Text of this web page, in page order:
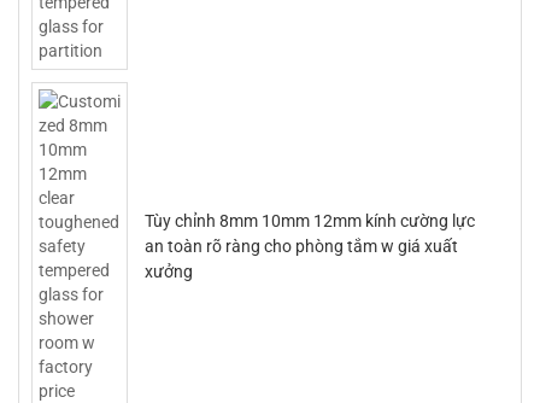
Tùy chỉnh 8mm 10mm 12mm kính cường lực
an toàn rõ ràng cho phòng tắm w giá xuất
xưởng